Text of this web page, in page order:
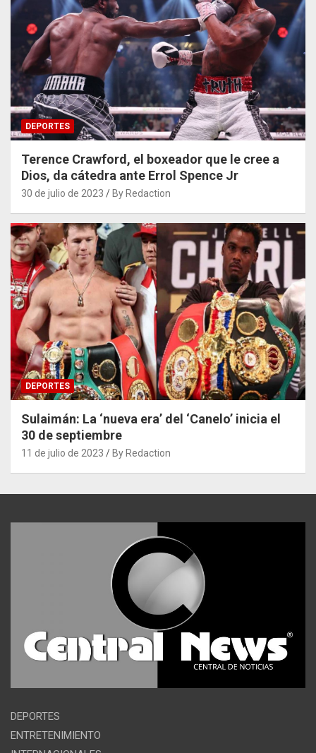
DEPORTES
Terence Crawford, el boxeador que le cree a
Dios, da cátedra ante Errol Spence Jr
30 de julio de 2023 By Redaction
DEPORTES
Sulaimán: La ‘nueva era’ del ‘Canelo’ inicia el
30 de septiembre
11 de julio de 2023 By Redaction
DEPORTES
ENTRETENIMIENTO